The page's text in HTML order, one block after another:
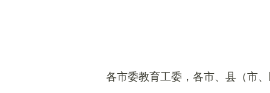
各市委教育工委，各市、县（市